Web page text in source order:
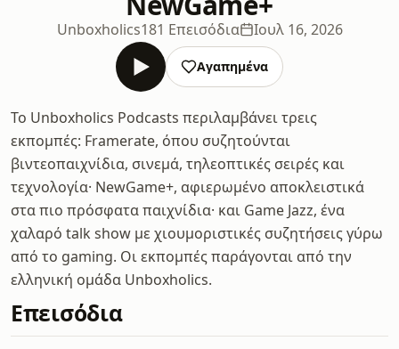
Unboxholics181 Επεισόδια Ιουλ 16, 2026
Αγαπημένα
Το Unboxholics Podcasts περιλαμβάνει τρεις
εκπομπές: Framerate, όπου συζητούνται
βιντεοπαιχνίδια, σινεμά, τηλεοπτικές σειρές και
τεχνολογία· NewGame+, αφιερωμένο αποκλειστικά
στα πιο πρόσφατα παιχνίδια· και Game Jazz, ένα
χαλαρό talk show με χιουμοριστικές συζητήσεις γύρω
από το gaming. Οι εκπομπές παράγονται από την
ελληνική ομάδα Unboxholics.
Επεισόδια